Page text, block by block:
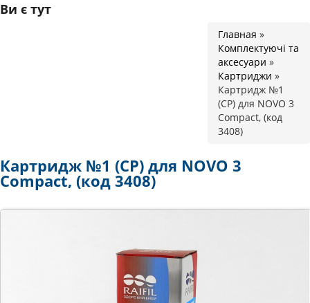
Ви є тут
Главная »
Комплектуючі та
аксесуари »
Картриджи »
Картридж №1
(CP) для NOVO 3
Compact, (код
3408)
Картридж №1 (CP) для NOVO 3
Compact, (код 3408)